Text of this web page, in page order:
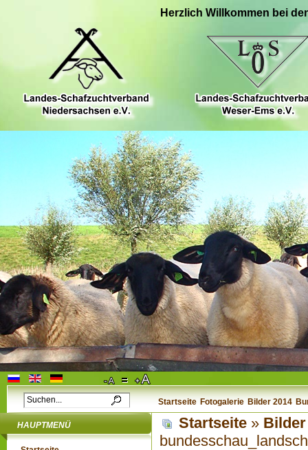
Herzlich Willkommen bei
Startseite Fotogalerie Bilder 2014
HAUPTMENÜ Startseite »